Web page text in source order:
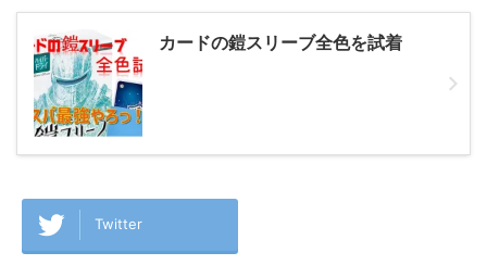
カードの鎧スリーブ全色を試着
Twitter